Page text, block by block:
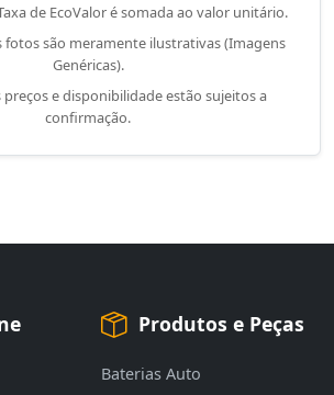
de EcoValor é somada ao valor unitário.
fotos são meramente ilustrativas (Imagens
Genéricas).
preços e disponibilidade estão sujeitos a
confirmação.
Produtos e Peças
Baterias Auto